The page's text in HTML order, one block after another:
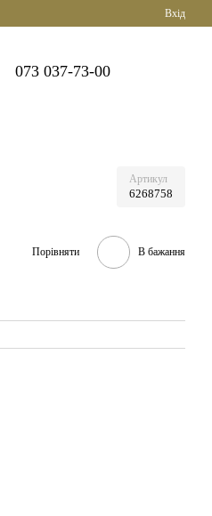
Вхід
073 037-73-00
Артикул
6268758
Порівняти В бажання